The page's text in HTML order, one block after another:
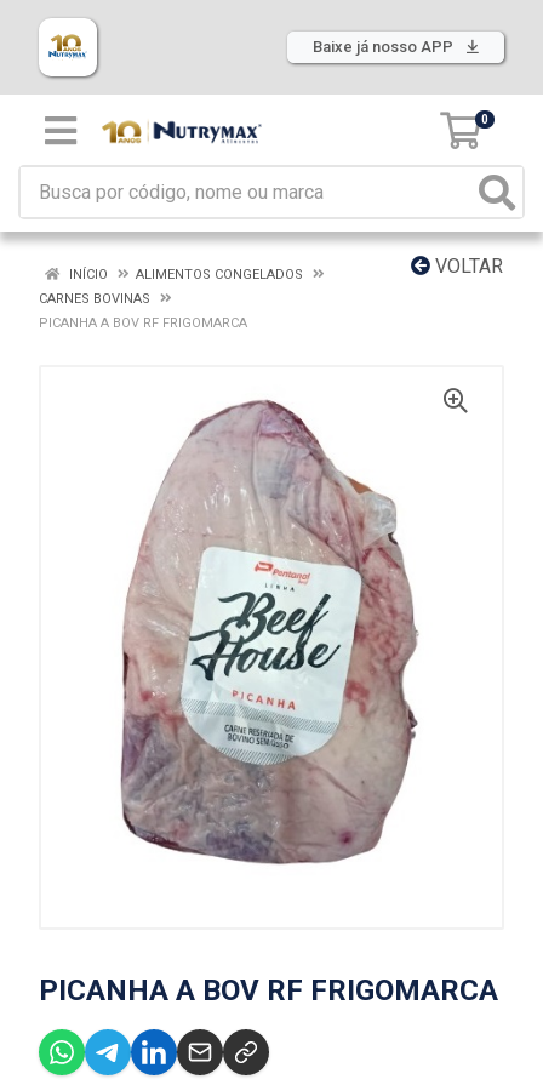
Baixe já nosso APP
0
VOLTAR
INÍCIO
ALIMENTOS CONGELADOS
CARNES BOVINAS
PICANHA A BOV RF FRIGOMARCA
PICANHA A BOV RF FRIGOMARCA